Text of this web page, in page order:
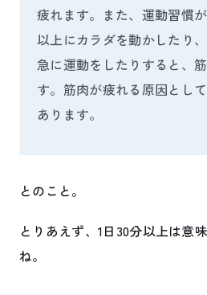
疲れます。また、運動習慣
以上にカラダを動かしたり、
急に運動をしたりすると、
す。筋肉が疲れる原因とし
あります。
とのこと。
とりあえず、1日30分以上は意
ね。